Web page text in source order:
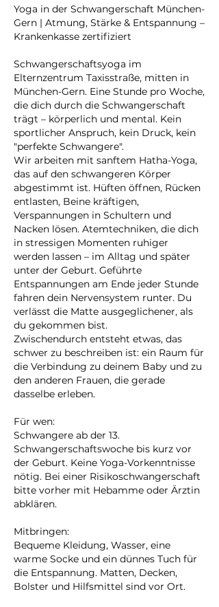
o
v
.
Yoga in der Schwangerschaft München-
Gern | Atmung, Stärke & Entspannung –
Krankenkasse zertifiziert
Schwangerschaftsyoga im
Elternzentrum Taxisstraße, mitten in
München-Gern. Eine Stunde pro Woche,
die dich durch die Schwangerschaft
trägt – körperlich und mental. Kein
sportlicher Anspruch, kein Druck, kein
"perfekte Schwangere".
Wir arbeiten mit sanftem Hatha-Yoga,
das auf den schwangeren Körper
abgestimmt ist. Hüften öffnen, Rücken
entlasten, Beine kräftigen,
Verspannungen in Schultern und
Nacken lösen. Atemtechniken, die dich
in stressigen Momenten ruhiger
werden lassen – im Alltag und später
unter der Geburt. Geführte
Entspannungen am Ende jeder Stunde
fahren dein Nervensystem runter. Du
verlässt die Matte ausgeglichener, als
du gekommen bist.
Zwischendurch entsteht etwas, das
schwer zu beschreiben ist: ein Raum für
die Verbindung zu deinem Baby und zu
den anderen Frauen, die gerade
dasselbe erleben.
Für wen:
Schwangere ab der 13.
Schwangerschaftswoche bis kurz vor
der Geburt. Keine Yoga-Vorkenntnisse
nötig. Bei einer Risikoschwangerschaft
bitte vorher mit Hebamme oder Ärztin
abklären.
Mitbringen:
Bequeme Kleidung, Wasser, eine
warme Socke und ein dünnes Tuch für
die Entspannung. Matten, Decken,
Bolster und Hilfsmittel sind vor Ort.